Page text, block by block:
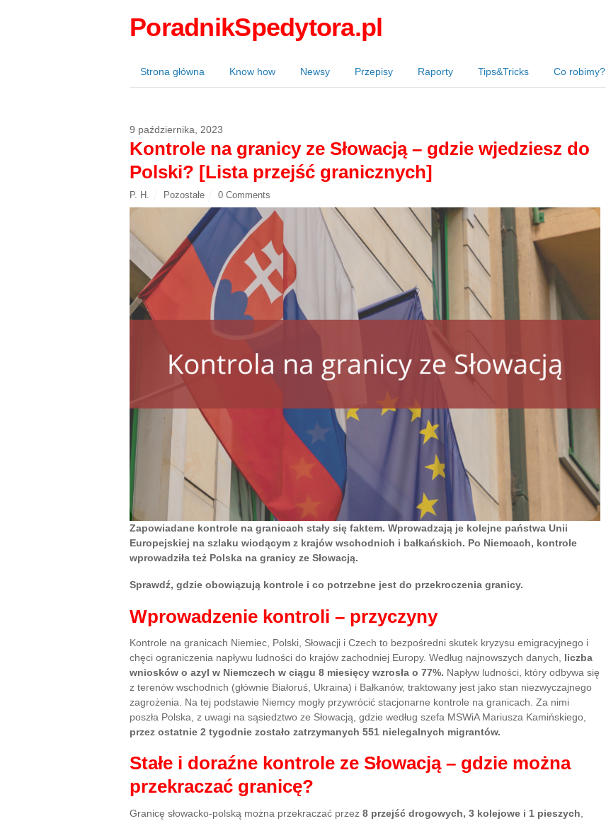
PoradnikSpedytora.pl
Strona główna Know how Newsy Przepisy Raporty Tips&Tricks Co robimy?
9 października, 2023
Kontrole na granicy ze Słowacją – gdzie wjedziesz do
Polski? [Lista przejść granicznych]
P. H. Pozostałe 0 Comments
Zapowiadane kontrole na granicach stały się faktem. Wprowadzają je kolejne państwa Unii
Europejskiej na szlaku wiodącym z krajów wschodnich i bałkańskich. Po Niemcach, kontrole
wprowadziła też Polska na granicy ze Słowacją.
Sprawdź, gdzie obowiązują kontrole i co potrzebne jest do przekroczenia granicy.
Wprowadzenie kontroli – przyczyny
Kontrole na granicach Niemiec, Polski, Słowacji i Czech to bezpośredni skutek kryzysu emigracyjnego i
chęci ograniczenia napływu ludności do krajów zachodniej Europy. Według najnowszych danych, liczba
wniosków o azyl w Niemczech w ciągu 8 miesięcy wzrosła o 77%. Napływ ludności, który odbywa się
z terenów wschodnich (głównie Białoruś, Ukraina) i Bałkanów, traktowany jest jako stan niezwyczajnego
zagrożenia. Na tej podstawie Niemcy mogły przywrócić stacjonarne kontrole na granicach. Za nimi
poszła Polska, z uwagi na sąsiedztwo ze Słowacją, gdzie według szefa MSWiA Mariusza Kamińskiego,
przez ostatnie 2 tygodnie zostało zatrzymanych 551 nielegalnych migrantów.
Stałe i doraźne kontrole ze Słowacją – gdzie można
przekraczać granicę?
Granicę słowacko-polską można przekraczać przez 8 przejść drogowych, 3 kolejowe i 1 pieszych